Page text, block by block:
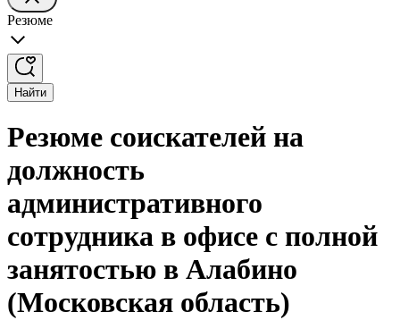
Резюме
Найти
Резюме соискателей на
должность
административного
сотрудника в офисе с полной
занятостью в Алабино
(Московская область)